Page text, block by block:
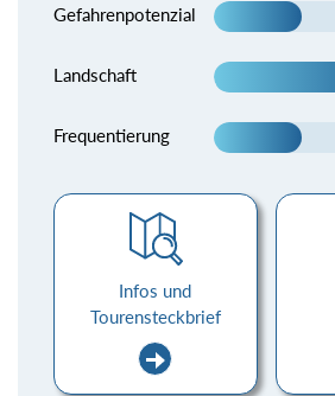
Gefahrenpotenzial
Landschaft
Frequentierung
Infos und
Tourensteckbrief